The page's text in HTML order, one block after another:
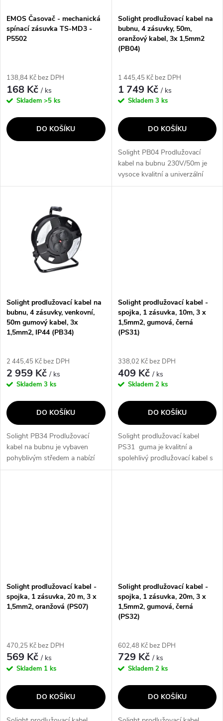
p
o
d
u
s
p
o
d
u
t
EMOS Časovač - mechanická
spínací zásuvka TS-MD3 -
P5502
138,84 Kč bez DPH
168 Kč/ ks
Skladem >5 ks
DO KOŠÍKU
Solight prodlužovací kabel na
bubnu, 4 zásuvky, 50m,
oranžový kabel, 3x 1,5mm2
(PB04)
1 445,45 Kč bez DPH
1 749 Kč/ ks
Skladem 3 ks
DO KOŠÍKU
Solight PB04 Prodlužovací
kabel na bubnu 230V/50m je
vysoce kvalitní a univerzální
kabel, který je vhodný pro
Solight prodlužovací kabel na
bubnu, 4 zásuvky, venkovní,
50m gumový kabel, 3x
1,5mm2, IP44 (PB34)
2 445,45 Kč bez DPH
2 959 Kč/ ks
Skladem 3 ks
DO KOŠÍKU
Solight PB34 Prodlužovací
kabel na bubnu je vybaven
pohyblivým středem a nabízí
délku 50 metrů. S čtyřmi
Solight prodlužovací kabel -
spojka, 1 zásuvka, 10m, 3 x
1,5mm2, gumová, černá
(PS31)
338,02 Kč bez DPH
409 Kč/ ks
Skladem 2 ks
DO KOŠÍKU
Solight prodlužovací kabel
PS31 guma je kvalitní a
spolehlivý prodlužovací kabel s
délkou 10 metrů.
Solight prodlužovací kabel -
spojka, 1 zásuvka, 20 m, 3 x
1,5mm2, oranžová (PS07)
470,25 Kč bez DPH
569 Kč/ ks
Skladem 1 ks
DO KOŠÍKU
Solight prodlužovací kabel -
spojka, 1 zásuvka, 20m, 3 x
1,5mm2, gumová, černá
(PS32)
602,48 Kč bez DPH
729 Kč/ ks
Skladem 2 ks
DO KOŠÍKU